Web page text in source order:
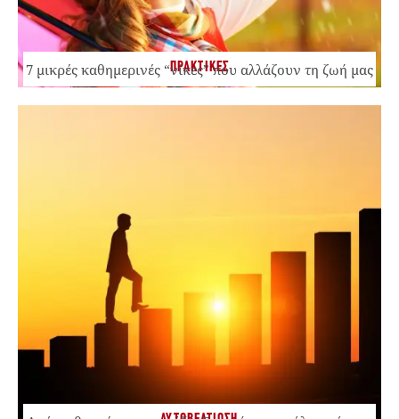
ΠΡΑΚΤΙΚΕΣ
7 μικρές καθημερινές “νίκες” που αλλάζουν τη ζωή μας